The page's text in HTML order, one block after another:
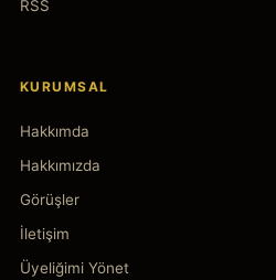
RSS
KURUMSAL
Hakkımda
Hakkımızda
Görüşler
İletişim
Üyeliğimi Yönet